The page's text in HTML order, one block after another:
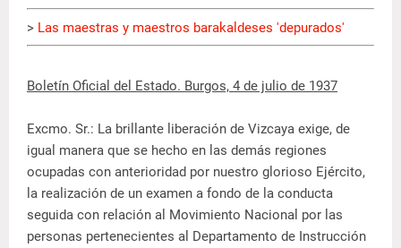
> Las maestras y maestros barakaldeses 'depurados'
Boletín Oficial del Estado. Burgos, 4 de julio de 1937
Excmo. Sr.: La brillante liberación de Vizcaya exige, de
igual manera que se hecho en las demás regiones
ocupadas con anterioridad por nuestro glorioso Ejército,
la realización de un examen a fondo de la conducta
seguida con relación al Movimiento Nacional por las
personas pertenecientes al Departamento de Instrucción